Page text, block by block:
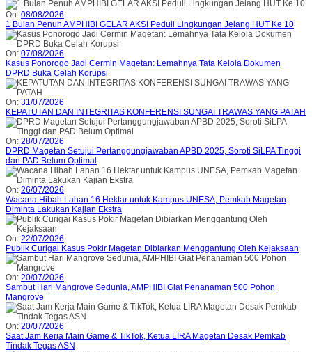
On: 08/08/2026
1 Bulan Penuh AMPHIBI GELAR AKSI Peduli Lingkungan Jelang HUT Ke 10
On: 07/08/2026
Kasus Ponorogo Jadi Cermin Magetan: Lemahnya Tata Kelola Dokumen
DPRD Buka Celah Korupsi
On: 31/07/2026
KEPATUTAN DAN INTEGRITAS KONFERENSI SUNGAI TRAWAS YANG PATAH
On: 28/07/2026
DPRD Magetan Setujui Pertanggungjawaban APBD 2025, Soroti SiLPA Tinggi
dan PAD Belum Optimal
On: 26/07/2026
Wacana Hibah Lahan 16 Hektar untuk Kampus UNESA, Pemkab Magetan
Diminta Lakukan Kajian Ekstra
On: 22/07/2026
Publik Curigai Kasus Pokir Magetan Dibiarkan Menggantung Oleh Kejaksaan
On: 20/07/2026
Sambut Hari Mangrove Sedunia, AMPHIBI Giat Penanaman 500 Pohon
Mangrove
On: 20/07/2026
Saat Jam Kerja Main Game & TikTok, Ketua LIRA Magetan Desak Pemkab
Tindak Tegas ASN